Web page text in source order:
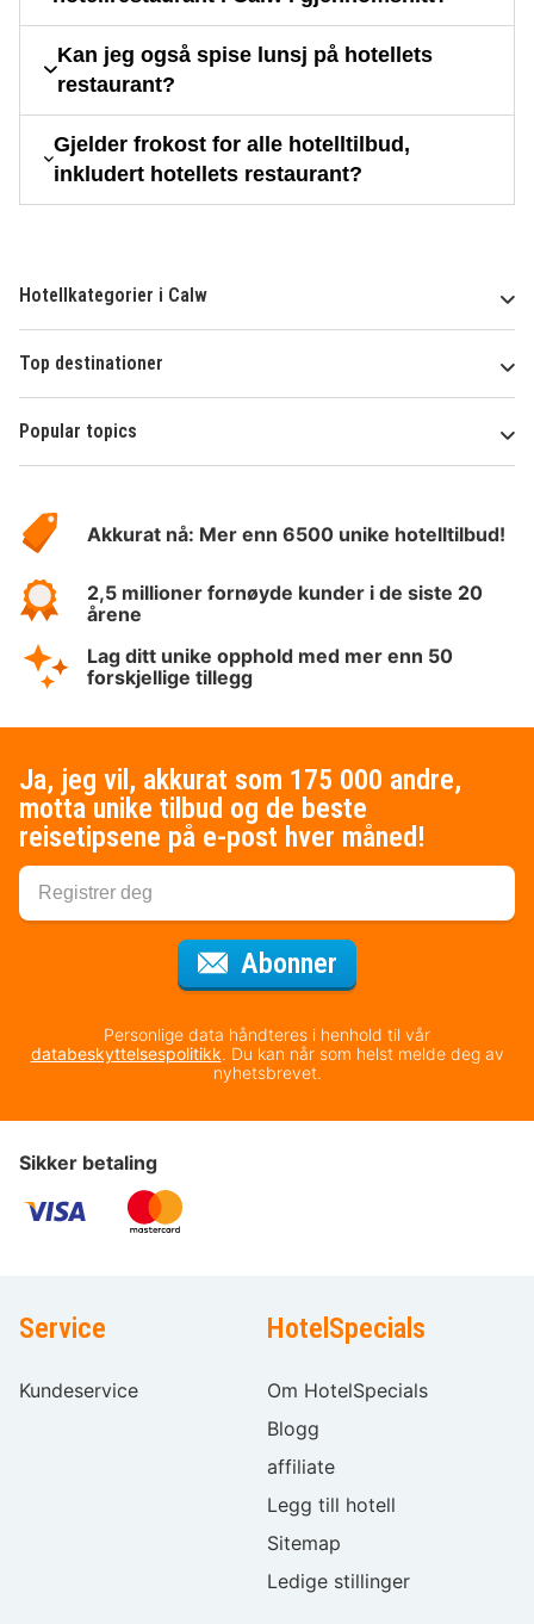
Kan jeg også spise lunsj på hotellets
restaurant?
Gjelder frokost for alle hotelltilbud,
inkludert hotellets restaurant?
Hotellkategorier i Calw
Top destinationer
Popular topics
Hotelspecials
Akkurat nå: Mer enn 6500 unike hotelltilbud!
2,5 millioner fornøyde kunder i de siste 20
årene
Lag ditt unike opphold med mer enn 50
forskjellige tillegg
Ja, jeg vil, akkurat som 175 000 andre,
motta unike tilbud og de beste
reisetipsene på e-post hver måned!
Abonner
Personlige data håndteres i henhold til vår
databeskyttelsespolitikk. Du kan når som helst melde deg av
nyhetsbrevet.
Sikker betaling
Service
Kundeservice
HotelSpecials
Om HotelSpecials
Blogg
affiliate
Legg till hotell
Sitemap
Ledige stillinger